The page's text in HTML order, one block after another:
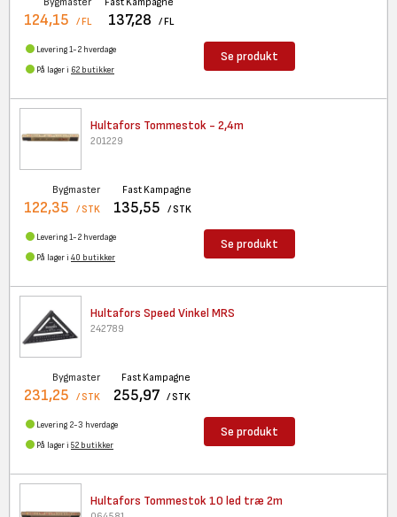
124,15 / FL 137,28 / FL
Levering 1-2 hverdage
På lager i 62 butikker
Se produkt
Hultafors Tommestok - 2,4m
201229
Bygmaster
122,35 / STK
Fast Kampagne
135,55 / STK
Levering 1-2 hverdage
På lager i 40 butikker
Se produkt
Hultafors Speed Vinkel MRS
242789
Bygmaster
231,25 / STK
Fast Kampagne
255,97 / STK
Levering 2-3 hverdage
På lager i 52 butikker
Se produkt
Hultafors Tommestok 10 led træ 2m